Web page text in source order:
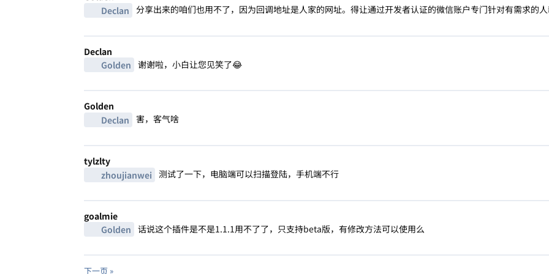
Declan 分享出来的咱们也用不了，因为回调地址是人家的网址。得让通过开发者认证的微信账户专门针对有需求的
Declan
Golden 谢谢啦，小白让您见笑了😂
Golden
Declan
害，客气啥
tylzlty
zhoujianwei 测试了一下，电脑端可以扫描登陆，手机端不行
goalmie
Golden 话说这个插件是不是1.1.1用不了了，只支持beta版，有修改方法可以使用么
下一页 »